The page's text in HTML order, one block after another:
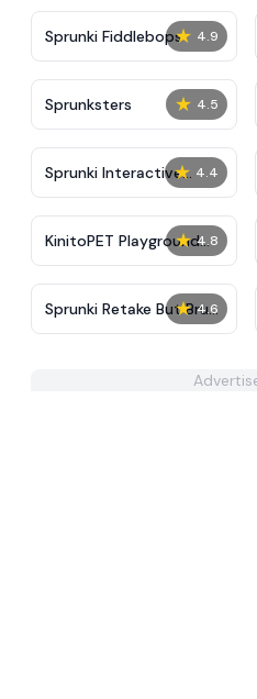
★ 4.9
Sprunki Fiddlebops
★ 4.5
Sprunksters
★ 4.4
Sprunki Interactive
Tunner
★ 4.8
KinitoPET Playground
Ragdoll Sandbox
★ 4.6
Sprunki Retake But Brud
Virus